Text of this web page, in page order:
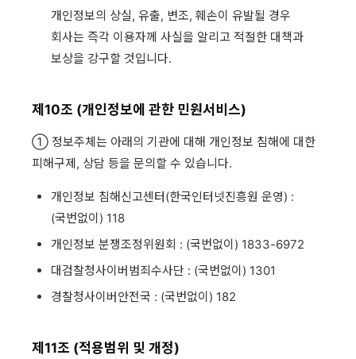
개인정보의 상실, 유출, 변조, 훼손이 유발될 경우
회사는 즉각 이용자께 사실을 알리고 적절한 대책과
보상을 강구할 것입니다.
제10조 (개인정보에 관한 민원서비스)
① 정보주체는 아래의 기관에 대해 개인정보 침해에 대한
피해구제, 상담 등을 문의할 수 있습니다.
개인정보 침해신고센터(한국인터넷진흥원 운영) :
(국번없이) 118
개인정보 분쟁조정위원회 : (국번없이) 1833-6972
대검찰청사이버범죄수사단 : (국번없이) 1301
경찰청사이버안전국 : (국번없이) 182
제11조 (적용범위 및 개정)